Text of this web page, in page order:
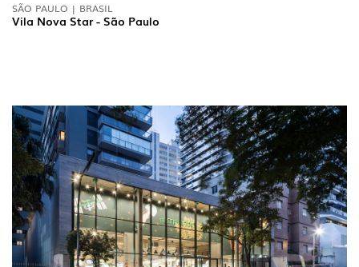
SÃO PAULO | BRASIL
Vila Nova Star - São Paulo